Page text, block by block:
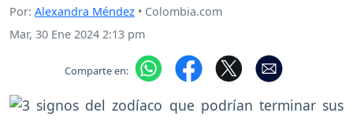
Por: Alexandra Méndez • Colombia.com
Mar, 30 Ene 2024 2:13 pm
Comparte en: